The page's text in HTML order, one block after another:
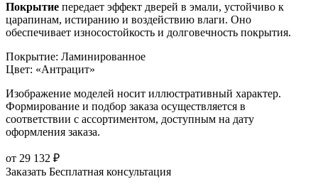
Покрытие передает эффект дверей в эмали, устойчиво к
царапинам, истиранию и воздействию влаги. Оно
обеспечивает износостойкость и долговечность покрытия.
Покрытие: Ламинированное
Цвет: «Антрацит»
Изображение моделей носит иллюстративный характер.
Формирование и подбор заказа осуществляется в
соответствии с ассортиментом, доступным на дату
оформления заказа.
от 29 132 ₽
Заказать Бесплатная консультация